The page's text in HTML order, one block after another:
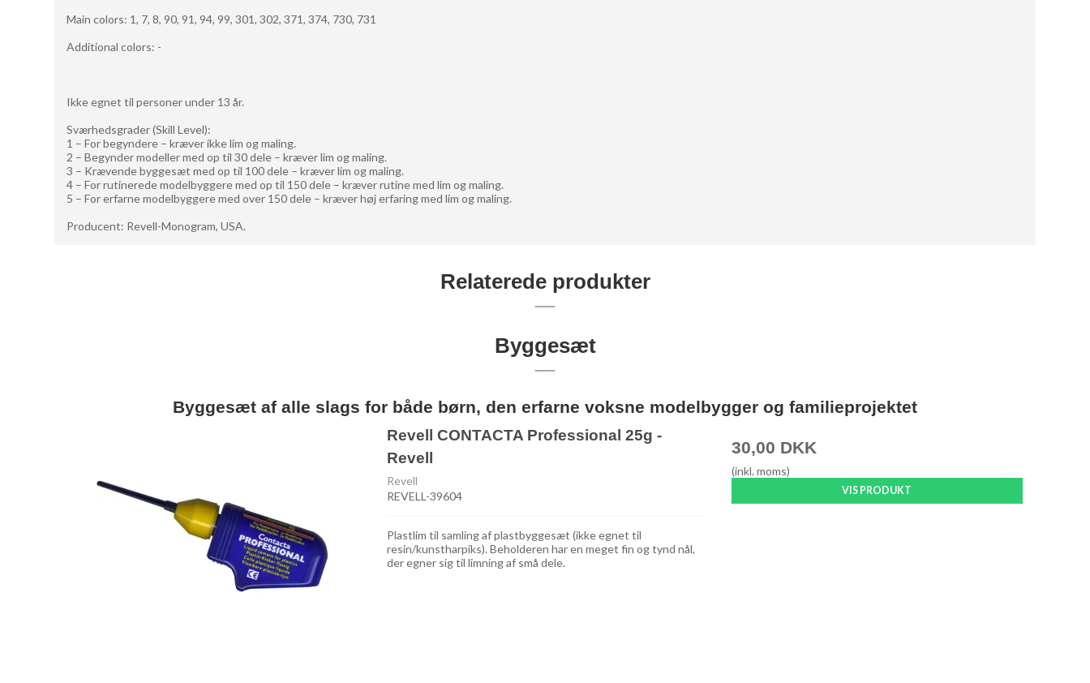
Main colors: 1, 7, 8, 90, 91, 94, 99, 301, 302, 371, 374, 730, 731
Additional colors: -
Ikke egnet til personer under 13 år.
Sværhedsgrader (Skill Level):
1 – For begyndere – kræver ikke lim og maling.
2 – Begynder modeller med op til 30 dele – kræver lim og maling.
3 – Krævende byggesæt med op til 100 dele – kræver lim og maling.
4 – For rutinerede modelbyggere med op til 150 dele – kræver rutine med lim og maling.
5 – For erfarne modelbyggere med over 150 dele – kræver høj erfaring med lim og maling.
Producent: Revell-Monogram, USA.
Relaterede produkter
Byggesæt
Byggesæt af alle slags for både børn, den erfarne voksne modelbygger og familieprojektet
Revell CONTACTA Professional 25g -
Revell
Revell
REVELL-39604
Plastlim til samling af plastbyggesæt (ikke egnet til
resin/kunstharpiks). Beholderen har en meget fin og tynd nål,
der egner sig til limning af små dele.
30,00 DKK
(inkl. moms)
VIS PRODUKT